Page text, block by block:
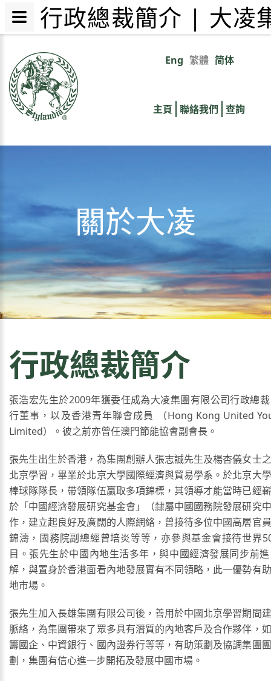
內
Eng 繁體 简体
links
主頁 聯絡我們 查詢
關於大凌
行政總裁簡介
張浩宏先生於2009年獲委任成為大凌集團有限公司行政總
行董事，以及香港青年聯會成員 （Hong Kong United
Limited）。彼之前亦曾任澳門節能協會副會長。
張先生出生於香港，為集團創辦人張志誠先生及楊杏儀女士
北京學習，畢業於北京大學國際經濟與貿易學系。於北京大
棒球隊隊長，帶領隊伍嬴取多項錦標，其領導才能當時已經
於「中國經濟發展研究基金會」（隸屬中國國務院發展研究
作，建立起良好及廣闊的人際網絡，曾接待多位中國高層官
錦濤，國務院副總經曾培炎等等，亦參與基金會接待世界
目。張先生於中國內地生活多年，與中國經濟發展同步前
解，與置身於香港面看內地發展實有不同領略，此一優勢有
地市場。
張先生加入長雄集團有限公司後，善用於中國北京學習期間
脈絡，為集團帶來了眾多具有潛質的內地客戶及合作夥伴，
籌國企、中資銀行、國內證券行等等，有助策劃及協調集團
劃，集團有信心進一步開拓及發展中國市場。
行政總裁簡介 | 大凌